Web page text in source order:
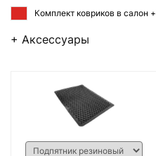
Комплект ковриков в салон +
+ Аксессуары